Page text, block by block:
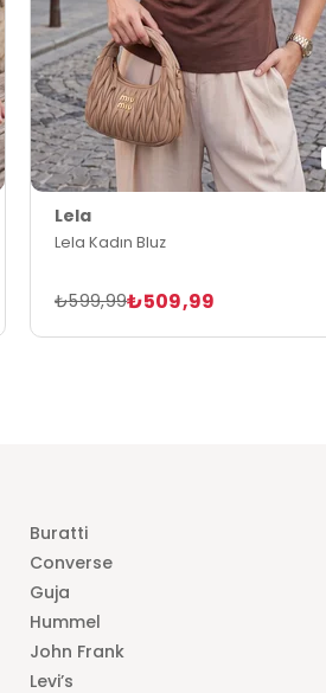
Lela
Lela Kadın Bluz
₺509,99
₺599,99
Buratti
Converse
Guja
Hummel
John Frank
Levi’s